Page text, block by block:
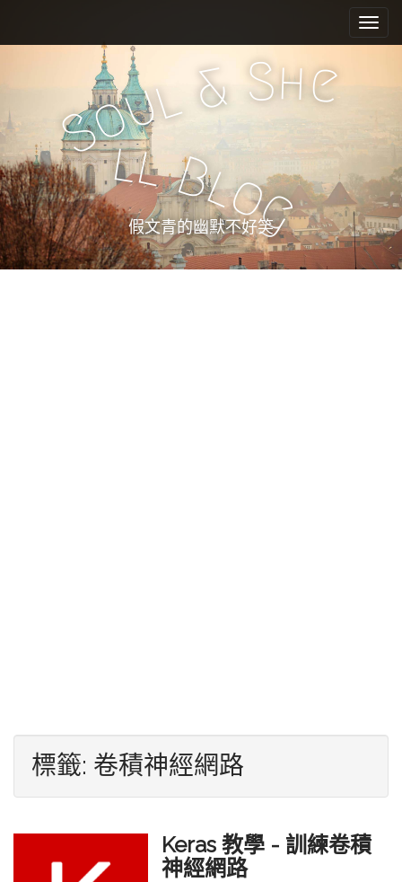
e
n
u
i
c
n
t
e
n
t
S
oul & She
llBlog
假文青的幽默不好笑
標籤: 卷積神經網路
Keras 教學 - 訓練卷積
神經網路